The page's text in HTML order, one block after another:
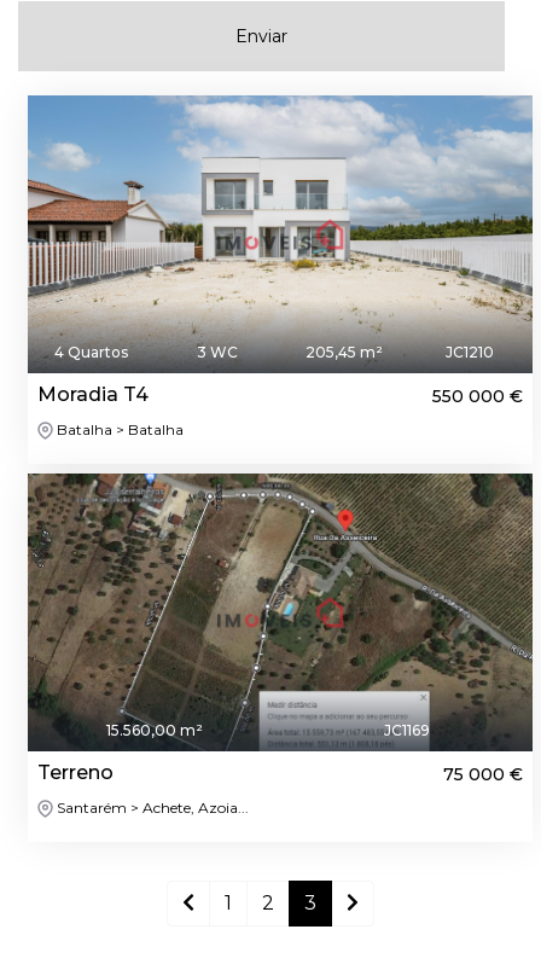
Enviar
4 Quartos 3 WC 205,45 m² JC1210
Moradia T4 550 000 €
Batalha > Batalha
15.560,00 m² JC1169
Terreno 75 000 €
Santarém > Achete, Azoia...
1 2 3